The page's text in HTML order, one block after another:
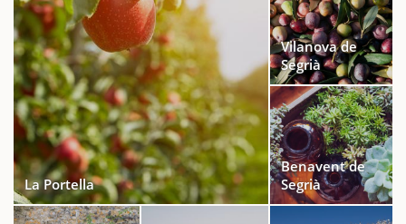
La Portella
Vilanova de
Segrià
Benavent de
Segrià